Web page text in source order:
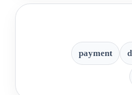
payment